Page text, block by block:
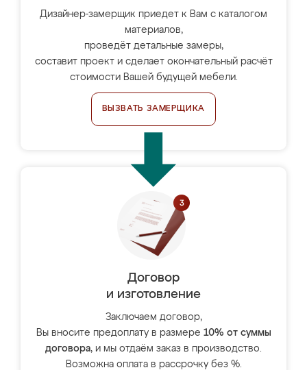
Дизайнер-замерщик приедет к Вам с каталогом
материалов,
проведёт детальные замеры,
составит проект и сделает окончательный расчёт
стоимости Вашей будущей мебели.
ВЫЗВАТЬ ЗАМЕРЩИКА
Договор
и изготовление
Заключаем договор,
Вы вносите предоплату в размере 10% от суммы
договора, и мы отдаём заказ в производство.
Возможна оплата в рассрочку без %.